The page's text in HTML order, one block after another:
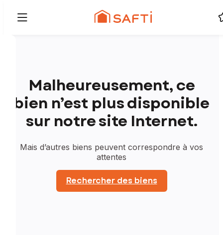
Malheureusement, ce
bien n’est plus disponible
sur notre site Internet.
Mais d’autres biens peuvent correspondre à vos
attentes
Rechercher des biens